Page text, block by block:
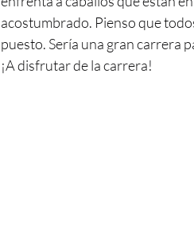
acostumbrado. Pienso que
puesto. Sería una gran carrera
¡A disfrutar de la carrera!